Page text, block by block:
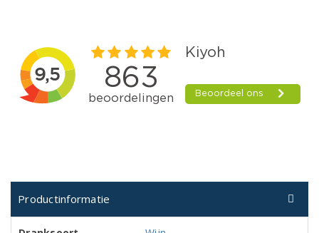
Productinformatie